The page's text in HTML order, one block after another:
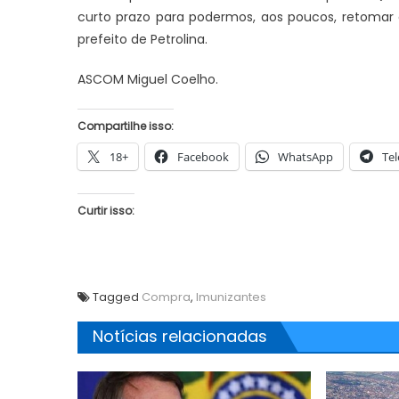
curto prazo para podermos, aos poucos,
prefeito de Petrolina.
ASCOM Miguel Coelho.
Compartilhe isso:
18+ Facebook WhatsApp
Curtir isso:
Tagged Compra, Imunizantes
Notícias relacionadas
JUAZEIRO
Juazeiro: Candidatos a deputado
concorrem às eleições. É o que diz o
Protegido:
pagando